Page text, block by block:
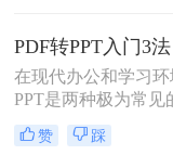
修改内容、调整逻
会议汇报。然而，由
是为了稳定显示而非
这项转换工作常常伴
排版混乱、图片丢失
在现代办公和学习
PPT是两种极为常见
PDF因其固定格式的
欢迎，尤其适合用于
赞 踩